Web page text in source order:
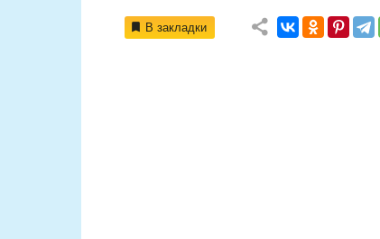
В закладки